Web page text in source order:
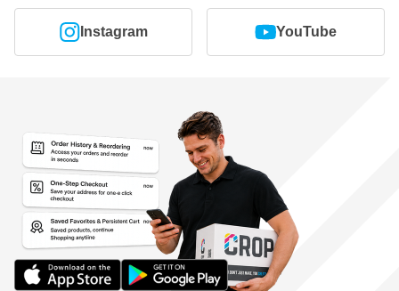
Instagram YouTube